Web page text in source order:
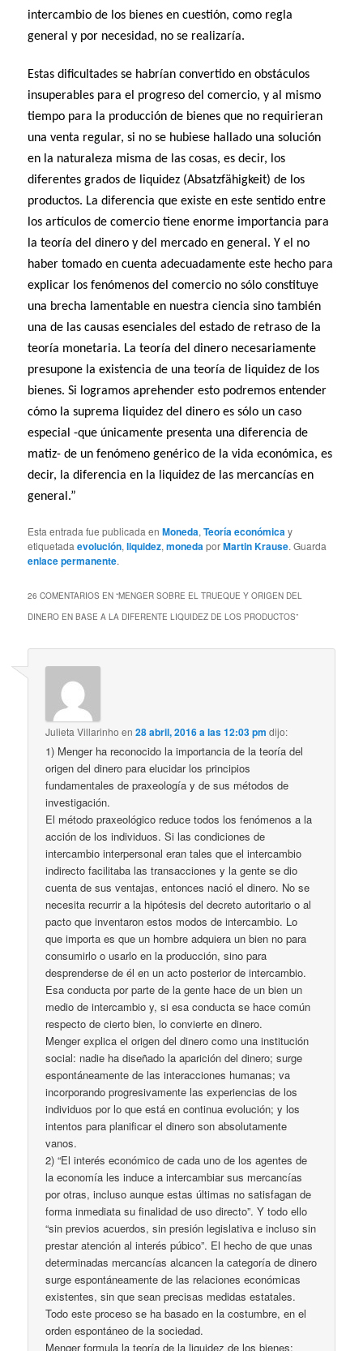
intercambio de los bienes en cuestión, como regla
general y por necesidad, no se realizaría.
Estas dificultades se habrían convertido en obstáculos
insuperables para el progreso del comercio, y al mismo
tiempo para la producción de bienes que no requirieran
una venta regular, si no se hubiese hallado una solución
en la naturaleza misma de las cosas, es decir, los
diferentes grados de liquidez (Absatzfähigkeit) de los
productos. La diferencia que existe en este sentido entre
los artículos de comercio tiene enorme importancia para
la teoría del dinero y del mercado en general. Y el no
haber tomado en cuenta adecuadamente este hecho para
explicar los fenómenos del comercio no sólo constituye
una brecha lamentable en nuestra ciencia sino también
una de las causas esenciales del estado de retraso de la
teoría monetaria. La teoría del dinero necesariamente
presupone la existencia de una teoría de liquidez de los
bienes. Si logramos aprehender esto podremos entender
cómo la suprema liquidez del dinero es sólo un caso
especial -que únicamente presenta una diferencia de
matiz- de un fenómeno genérico de la vida económica, es
decir, la diferencia en la liquidez de las mercancías en
general.”
Esta entrada fue publicada enMoneda,Teoría económicay
etiquetadaevolución,liquidez,monedaporMartin Krause. Guarda
enlace permanente.
26 COMENTARIOS EN “MENGER SOBRE EL TRUEQUE Y ORIGEN DEL
DINERO EN BASE A LA DIFERENTE LIQUIDEZ DE LOS PRODUCTOS”
Julieta Villarinho en28 abril, 2016 a las 12:03 pm dijo:
1) Menger ha reconocido la importancia de la teoría del
origen del dinero para elucidar los principios
fundamentales de praxeología y de sus métodos de
investigación.
El método praxeológico reduce todos los fenómenos a la
acción de los individuos. Si las condiciones de
intercambio interpersonal eran tales que el intercambio
indirecto facilitaba las transacciones y la gente se dio
cuenta de sus ventajas, entonces nació el dinero. No se
necesita recurrir a la hipótesis del decreto autoritario o al
pacto que inventaron estos modos de intercambio. Lo
que importa es que un hombre adquiera un bien no para
consumirlo o usarlo en la producción, sino para
desprenderse de él en un acto posterior de intercambio.
Esa conducta por parte de la gente hace de un bien un
medio de intercambio y, si esa conducta se hace común
respecto de cierto bien, lo convierte en dinero.
Menger explica el origen del dinero como una institución
social: nadie ha diseñado la aparición del dinero; surge
espontáneamente de las interacciones humanas; va
incorporando progresivamente las experiencias de los
individuos por lo que está en continua evolución; y los
intentos para planificar el dinero son absolutamente
vanos.
2) “El interés económico de cada uno de los agentes de
la economía les induce a intercambiar sus mercancías
por otras, incluso aunque estas últimas no satisfagan de
forma inmediata su finalidad de uso directo”. Y todo ello
“sin previos acuerdos, sin presión legislativa e incluso sin
prestar atención al interés púbico”. El hecho de que unas
determinadas mercancías alcancen la categoría de dinero
surge espontáneamente de las relaciones económicas
existentes, sin que sean precisas medidas estatales.
Todo este proceso se ha basado en la costumbre, en el
orden espontáneo de la sociedad.
Menger formula la teoría de la liquidez de los bienes: